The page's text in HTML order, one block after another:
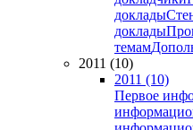
доклады
доклады
темам
2011 (10)
2011 (10)
Первое